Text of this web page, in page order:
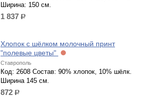
Ширина: 150 см.
1 837 р.
Хлопок с шёлком молочный принт
"полевые цветы"
Ставрополь
Код: 2608 Состав: 90% хлопок, 10% шёлк.
Ширина 145 см.
872 р.